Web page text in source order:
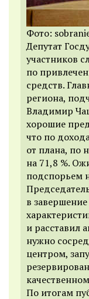
Фото:
Депутат
участников
по
средств.
региона,
Владимир
хорошие
что по
от плана, по
на 71,8 %.
подспорьем
в
и расставил
нужно
центром,
По итогам